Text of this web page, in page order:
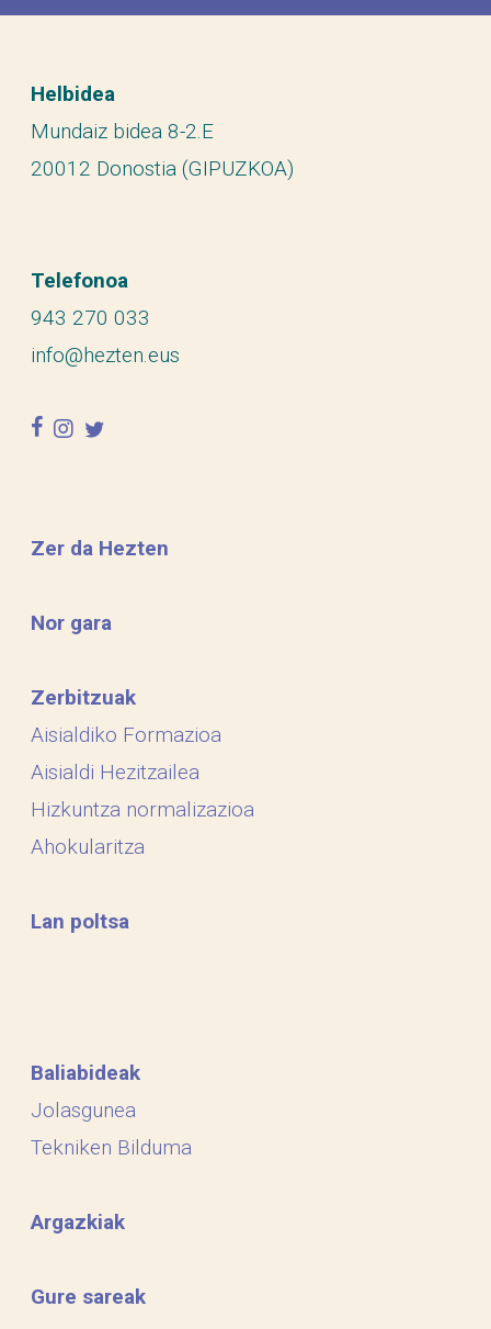
Helbidea
Mundaiz bidea 8-2.E
20012 Donostia (GIPUZKOA)
Telefonoa
943 270 033
info@hezten.eus
facebook
instagram
twitter
Zer da Hezten
Nor gara
Zerbitzuak
Aisialdiko Formazioa
Aisialdi Hezitzailea
Hizkuntza normalizazioa
Ahokularitza
Lan poltsa
Baliabideak
Jolasgunea
Tekniken Bilduma
Argazkiak
Gure sareak